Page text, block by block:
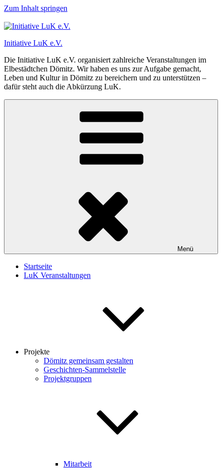
Zum Inhalt springen
Initiative LuK e.V.
Die Initiative LuK e.V. organisiert zahlreiche Veranstaltungen im
Elbestädtchen Dömitz. Wir haben es uns zur Aufgabe gemacht,
Leben und Kultur in Dömitz zu bereichern und zu unterstützen –
dafür steht auch die Abkürzung LuK.
Menü
Startseite
LuK Veranstaltungen
Projekte
Dömitz gemeinsam gestalten
Geschichten-Sammelstelle
Projektgruppen
Mitarbeit